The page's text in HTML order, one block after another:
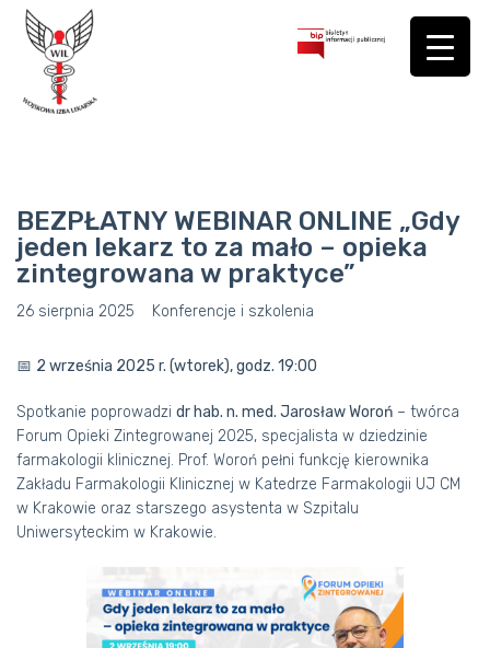
BEZPŁATNY WEBINAR ONLINE „Gdy
jeden lekarz to za mało – opieka
zintegrowana w praktyce”
26 sierpnia 2025 Konferencje i szkolenia
📅 2 września 2025 r. (wtorek), godz. 19:00
Spotkanie poprowadzi dr hab. n. med. Jarosław Woroń – twórca
Forum Opieki Zintegrowanej 2025, specjalista w dziedzinie
farmakologii klinicznej. Prof. Woroń pełni funkcję kierownika
Zakładu Farmakologii Klinicznej w Katedrze Farmakologii UJ CM
w Krakowie oraz starszego asystenta w Szpitalu
Uniwersyteckim w Krakowie.